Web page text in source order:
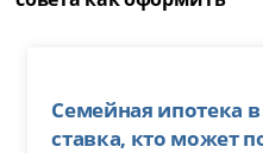
Семейная ипотека
ставка, кто может